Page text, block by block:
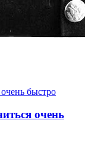
очень